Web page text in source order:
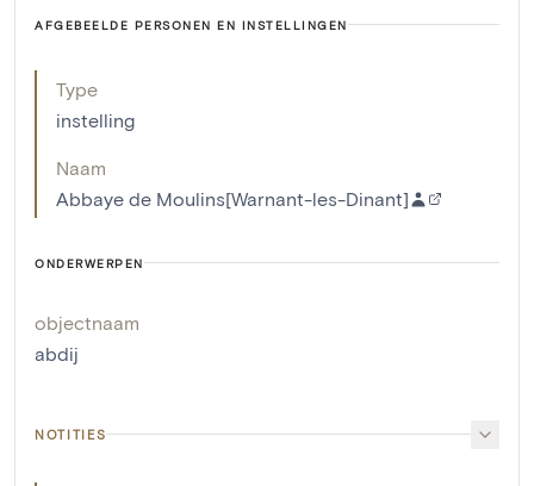
AFGEBEELDE PERSONEN EN INSTELLINGEN
Type
instelling
Naam
Abbaye de Moulins[Warnant-les-Dinant]
ONDERWERPEN
objectnaam
abdij
NOTITIES